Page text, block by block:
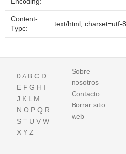
Encoding:
Content-
Type:
text/html; charset=utf-8
0A B C D
E F G H I
J K L M
N O P Q R
S T U V W
X Y Z
Sobre
nosotros
Contacto
Borrar sitio
web